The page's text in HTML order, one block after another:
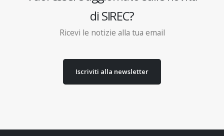
di SIREC?
Ricevi le notizie alla tua email
Iscriviti alla newsletter